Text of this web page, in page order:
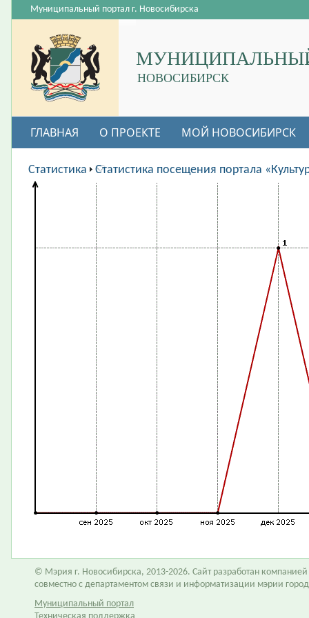
НОВОСИБИРСК
Муниципальный портал г. Новосибирска
ГЛАВНАЯ О ПРОЕКТЕ МОЙ НОВОСИБИРСК
ВАКАНСИИ
Статистика Статистика посещения портала
© Мэрия г. Новосибирска, 2013-2026. Сайт разработан компанией
совместно с департаментом связи и информатизации мэрии
Муниципальный портал